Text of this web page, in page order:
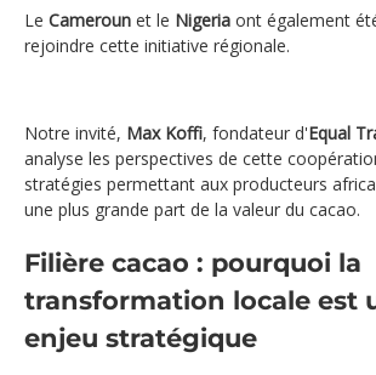
Le Cameroun et le Nigeria ont également
rejoindre cette initiative régionale.
Notre invité, Max Koffi, fondateur d'Equal
analyse les perspectives de cette
stratégies permettant aux producteurs
une plus grande part de la valeur du cacao.
Filière cacao : pourquoi la
transformation locale est
enjeu stratégique